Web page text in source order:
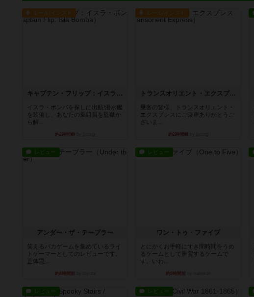
ルール/インスト
キャプテン・フリップ：イスラ・ボンバ
イスラ・ボンバを探しに出航!潜水艦
を装備し、あなたの乗組員を監獄か
ら解...
約2時間前
ルール/インスト
トランスオリエント・エクスプレス
乗客の皆様、トランスオリエント・
エクスプレスにご乗車ありがとうご
ざいま...
約2時間前
レビュー
アンダー・ザ・テーブラー
笑えるバカゲームを集めているライ
トゲーマーとしてのレビューです。
正体隠...
約8時間前
レビュー
ワン・トゥ・ファイブ
とにかくお手軽にすき間時間をうめ
るゲームとして重宝するゲームで
す。いわ...
約9時間前
レビュー レビュー